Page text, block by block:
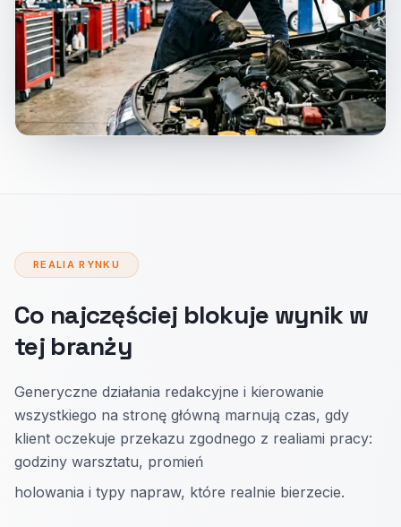
REALIA RYNKU
Co najczęściej blokuje wynik w
tej branży
Generyczne działania redakcyjne i kierowanie
wszystkiego na stronę główną marnują czas, gdy
klient oczekuje przekazu zgodnego z realiami pracy:
godziny warsztatu, promień
holowania i typy napraw, które realnie bierzecie.